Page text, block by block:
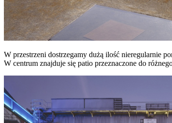
W przestrzeni dostrzegamy dużą ilość nieregularnie
W centrum znajduje się patio przeznaczone do